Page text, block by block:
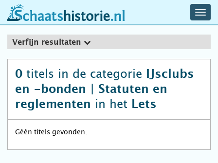
schaatshistorie.nl
Verfijn resultaten
0 titels in de categorie
IJsclubs
en -bonden | Statuten en
reglementen in het Lets
Géén titels gevonden.